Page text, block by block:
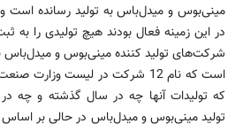
مینی‌بوس و میدل‌باس به تولید رسانده است
در این زمینه فعال بودند هیچ تولیدی را به
شركت‌های تولید كننده مینی‌بوس و میدل‌باس
است كه نام 12 شركت در لیست
كه تولیدات آنها چه در سال گذشته و چه
تولید مینی‌بوس و میدل‌باس در حالی بر اساس